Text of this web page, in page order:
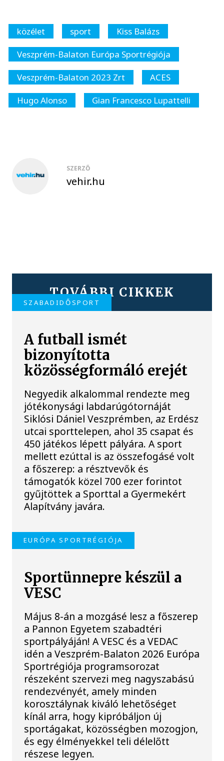
közélet sport
Kiss Balázs
Veszprém-Balaton Európa Sportrégiója
Veszprém-Balaton 2023 Zrt
ACES
Hugo Alonso
Gian Francesco Lupattelli
SZERZŐ
vehir.hu
TOVÁBBI CIKKEK
SZABADIDŐSPORT
A futball ismét
bizonyította
közösségformáló erejét
Negyedik alkalommal rendezte meg
jótékonysági labdarúgótornáját
Siklósi Dániel Veszprémben, az Erdész
utcai sporttelepen, ahol 35 csapat és
450 játékos lépett pályára. A sport
mellett ezúttal is az összefogásé volt
a főszerep: a résztvevők és
támogatók közel 700 ezer forintot
gyűjtöttek a Sporttal a Gyermekért
Alapítvány javára.
EURÓPA SPORTRÉGIÓJA
Sportünnepre készül a
VESC
Május 8-án a mozgásé lesz a főszerep
a Pannon Egyetem szabadtéri
sportpályáján! A VESC és a VEDAC
idén a Veszprém-Balaton 2026 Európa
Sportrégiója programsorozat
részeként szervezi meg nagyszabású
rendezvényét, amely minden
korosztálynak kiváló lehetőséget
kínál arra, hogy kipróbáljon új
sportágakat, közösségben mozogjon,
és egy élményekkel teli délelőtt
részese legyen.